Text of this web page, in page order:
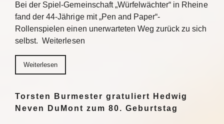
Bei der Spiel-Gemeinschaft „Würfelwächter“ in Rheine
fand der 44-Jährige mit „Pen and Paper“-
Rollenspielen einen unerwarteten Weg zurück zu sich
selbst. Weiterlesen
Weiterlesen
Torsten Burmester gratuliert Hedwig
Neven DuMont zum 80. Geburtstag